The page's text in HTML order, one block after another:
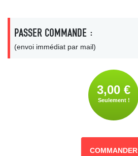
PASSER COMMANDE :
(envoi immédiat par mail)
3,00 €
Seulement !
COMMANDER